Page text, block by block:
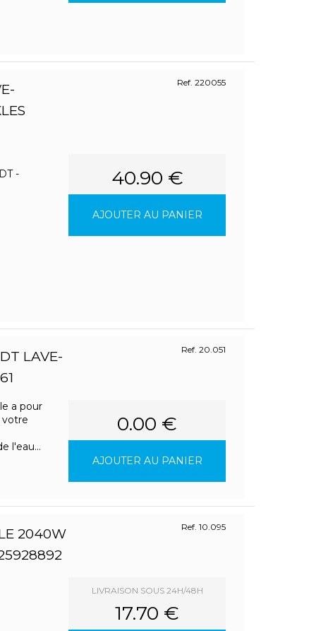
Ref. 220055
-
40.90 €
AJOUTER AU PANIER
LAVE-
Ref. 20.051
a pour
votre
l'eau...
0.00 €
AJOUTER AU PANIER
2040W
Ref. 10.095
LIVRAISON SOUS 24H/48H
17.70 €